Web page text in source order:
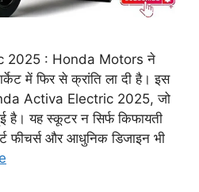
2025 : Honda Motors ने
में फिर से क्रांति ला दी है। इस
Activa Electric 2025, जो
यह स्कूटर न सिर्फ किफायती
फीचर्स और आधुनिक डिजाइन भी